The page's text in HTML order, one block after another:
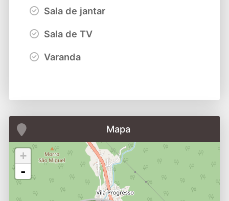
Sala de jantar
Sala de TV
Varanda
Mapa
+
-